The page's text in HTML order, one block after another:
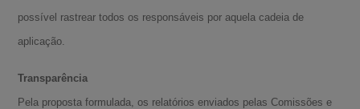
possível rastrear todos os responsáveis por aquela cadeia de
aplicação.
Transparência
Pela proposta formulada, os relatórios enviados pelas Comissões e